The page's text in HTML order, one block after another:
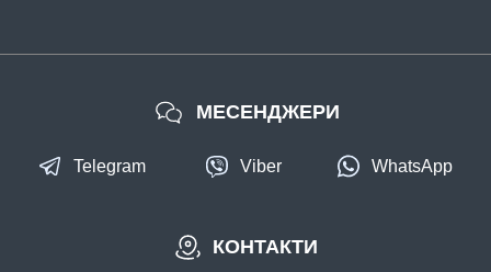
КОНТАКТИ
МЕСЕНДЖЕРИ
Telegram Viber WhatsApp